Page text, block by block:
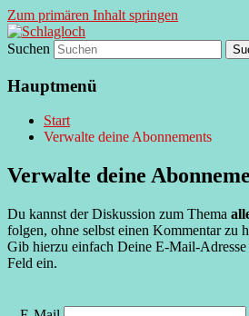
Zum primären Inhalt springen
Schlagloch
supersberger
Suchen
Hauptmenü
Start
Verwalte deine Abonnements
Verwalte deine
Du kannst der Diskussion zum Thema
folgen, ohne selbst einen Kommentar zu
Gib hierzu einfach Deine E-Mail-Adresse
Feld ein.